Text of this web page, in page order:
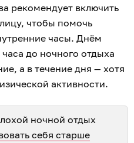
рекомендует включить
чтобы помочь
часы. Днём
до ночного отдыха
а в течение дня — хотя
активности.
ночной отдых
себя старше